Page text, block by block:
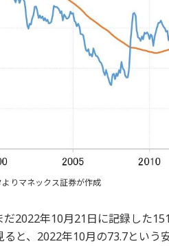
りマネックス証券が作成
2022年10月21日に記録した
と、2022年10月の73.7とい